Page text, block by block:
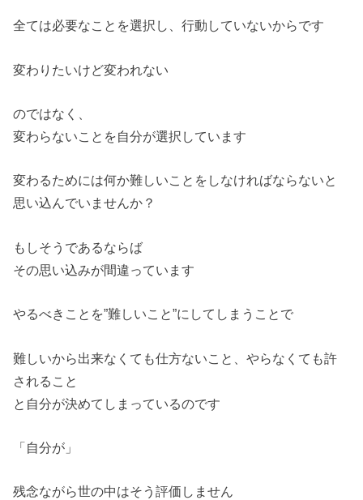
全ては必要なことを選択し、行動していないからです
変わりたいけど変われない
のではなく、
変わらないことを自分が選択しています
変わるためには何か難しいことをしなければならないと
思い込んでいませんか？
もしそうであるならば
その思い込みが間違っています
やるべきことを”難しいこと”にしてしまうことで
難しいから出来なくても仕方ないこと、やらなくても許
されること
と自分が決めてしまっているのです
「自分が」
残念ながら世の中はそう評価しません